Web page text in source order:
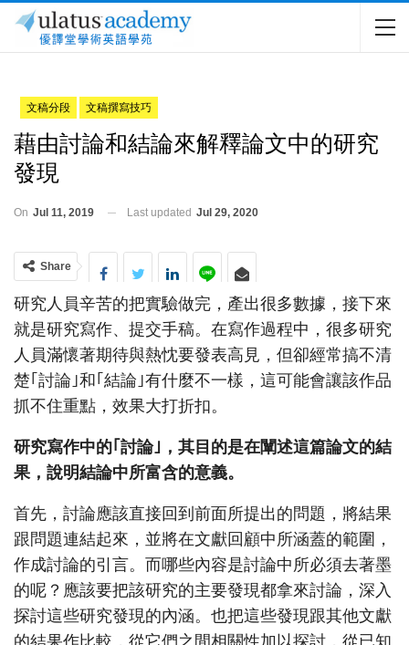
文稿分段 文稿撰寫技巧
藉由討論和結論來解釋論文中的研究
發現
On Jul 11, 2019 Last updated Jul 29, 2020
Share
研究人員辛苦的把實驗做完，產出很多數據，接下來
就是研究寫作、提交手稿。在寫作過程中，很多研究
人員滿懷著期待與熱忱要發表高見，但卻經常搞不清
楚｢討論｣和｢結論｣有什麼不一樣，這可能會讓該作品
抓不住重點，效果大打折扣。
研究寫作中的｢討論｣，其目的是在闡述這篇論文的結
果，說明結論中所富含的意義。
首先，討論應該直接回到前面所提出的問題，將結果
跟問題連結起來，並將在文獻回顧中所涵蓋的範圍，
作成討論的引言。而哪些內容是討論中所必須去著墨
的呢？應該要把該研究的主要發現都拿來討論，深入
探討這些研究發現的內涵。也把這些發現跟其他文獻